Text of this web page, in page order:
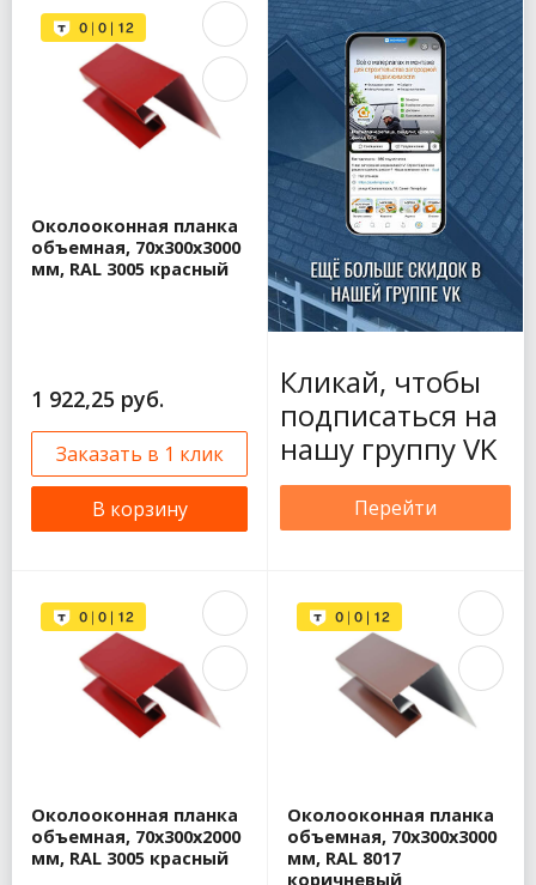
Околооконная планка
объемная, 70x300x3000
мм, RAL 3005 красный
1 922,25 руб.
Заказать в 1 клик
В корзину
Кликай, чтобы
подписаться на
нашу группу VK
Перейти
Околооконная планка
объемная, 70x300x2000
мм, RAL 3005 красный
Околооконная планка
объемная, 70x300x3000
мм, RAL 8017
коричневый